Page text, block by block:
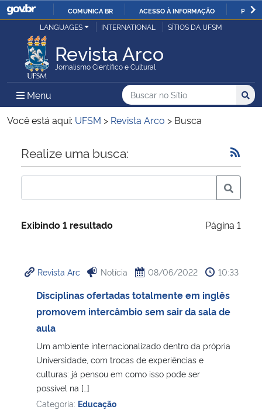
IR
O
COMUNICA BR ACESSO À INFORMAÇÃO
Ministério da Justiça e Segurança Pública
Ministério da Defesa
Ministério das Relações Exteriores
Ministério da Economia
Ministério da Infraestrutura
Ministério da Cidadania
Ministério da Saúde
Ministério de Minas e Energia
Ministério da Ciência, Tecnologia, Inovações e Comunicações
Ministério do Meio Ambiente
LANGUAGES INTERNATIONAL SÍTIOS DA UFSM
Revista Arco
Jornalismo Científico e Cultural
Menu Menu Principal do Sítio
Busca
Buscar no no Sítio
Busca:
Você está aqui: UFSM > Revista Arco > Busca
Início do conteúdo
Realize uma busca:
Exibindo 1 resultado Página 1
Revista Arc Notícia 08/06/2022 10:33
Disciplinas ofertadas totalmente em inglês
promovem intercâmbio sem sair da sala de
aula
Um ambiente internacionalizado dentro da própria
Universidade, com trocas de experiências e
culturas: já pensou em como isso pode ser
possível na […]
Categoria: Educação